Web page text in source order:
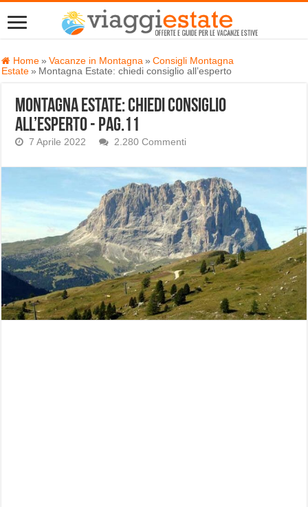
Home » Vacanze in Montagna » Consigli Montagna
Estate » Montagna Estate: chiedi consiglio all’esperto
Montagna Estate: chiedi consiglio
all’esperto - Pag.11
7 Aprile 2022 2.280 Commenti